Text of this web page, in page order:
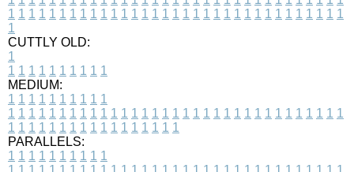
1 1 1 1 1 1 1 1 1 1 1 1 1 1 1 1 1 1 1 1 1 1 1 1 1 1 1 1 1 1 1 1 1
1
CUTTLY OLD:
1
1 1 1 1 1 1 1 1 1 1
MEDIUM:
1 1 1 1 1 1 1 1 1 1
1 1 1 1 1 1 1 1 1 1 1 1 1 1 1 1 1 1 1 1 1 1 1 1 1 1 1 1 1 1 1 1 1
1 1 1 1 1 1 1 1 1 1 1 1 1 1 1 1 1
PARALLELS:
1 1 1 1 1 1 1 1 1 1